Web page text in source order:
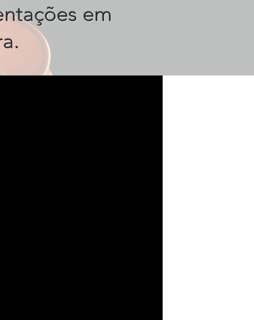
em
.